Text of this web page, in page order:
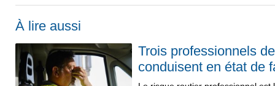
À lire aussi
Trois professionnels
conduisent en état de